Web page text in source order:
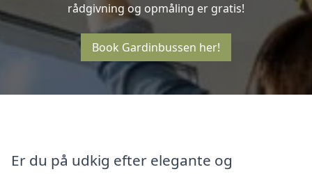
rådgivning og opmåling er gratis!
Book Gardinbussen her!
Er du på udkig efter elegante og